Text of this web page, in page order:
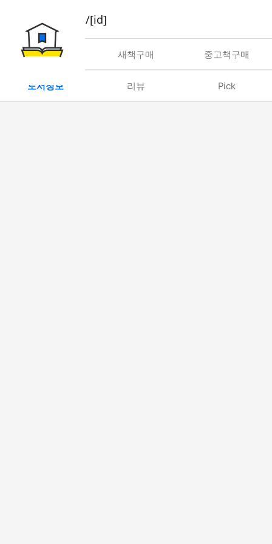
book/rent/[id]
대여 새책구매 중고책구매
도서정보 리뷰 Pick